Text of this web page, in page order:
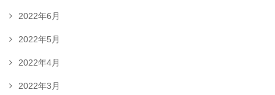
2022年6月
2022年5月
2022年4月
2022年3月